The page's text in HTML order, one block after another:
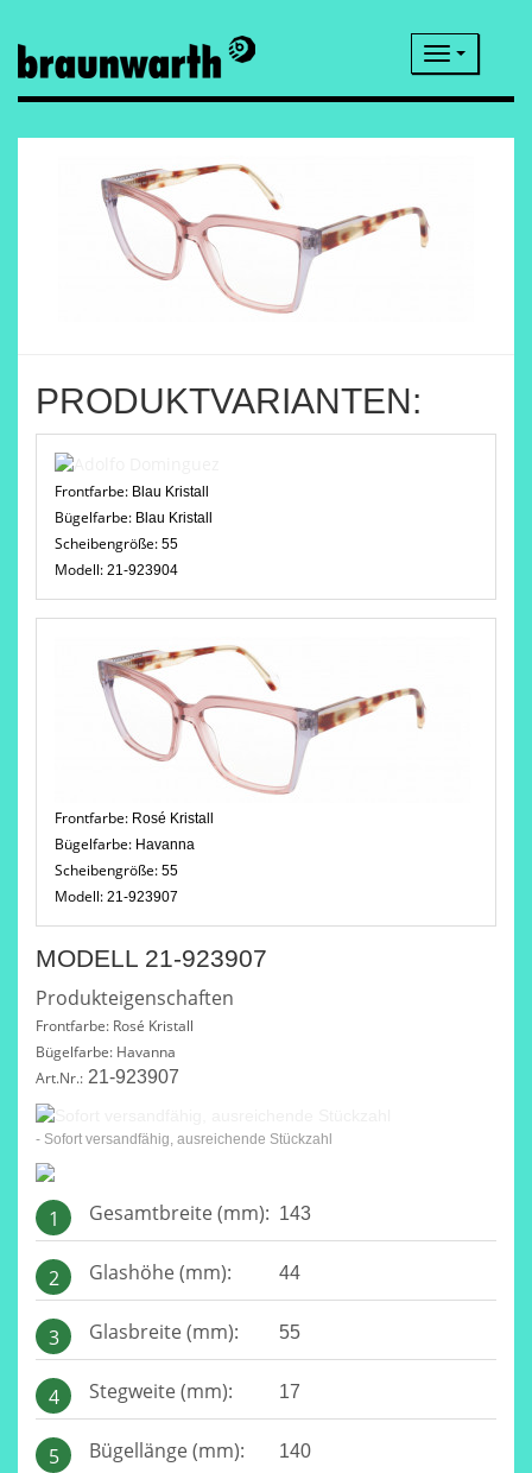
PRODUKTVARIANTEN:
Frontfarbe: Blau Kristall
Bügelfarbe: Blau Kristall
Scheibengröße: 55
Modell: 21-923904
Frontfarbe: Rosé Kristall
Bügelfarbe: Havanna
Scheibengröße: 55
Modell: 21-923907
MODELL 21-923907
Produkteigenschaften
Frontfarbe: Rosé Kristall
Bügelfarbe: Havanna
Art.Nr.: 21-923907
- Sofort versandfähig, ausreichende Stückzahl
1 Gesamtbreite (mm): 143
2 Glashöhe (mm): 44
3 Glasbreite (mm): 55
4 Stegweite (mm): 17
5 Bügellänge (mm): 140